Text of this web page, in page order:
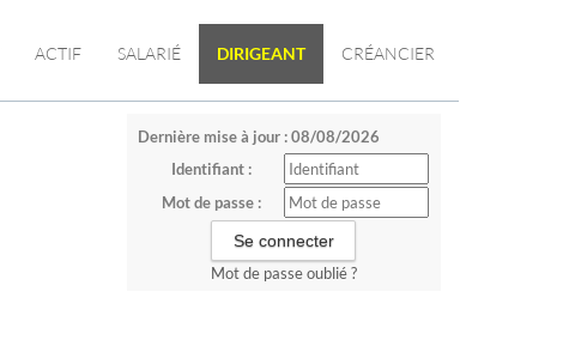
ACTIF SALARIÉ DIRIGEANT CRÉANCIER
Dernière mise à jour : 08/08/2026
Identifiant :
Mot de passe :
Mot de passe oublié ?